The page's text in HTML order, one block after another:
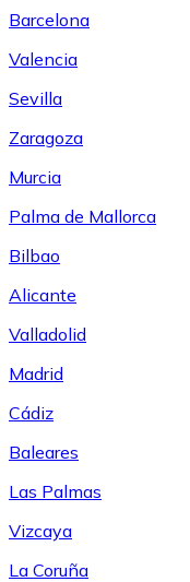
Barcelona
Valencia
Sevilla
Zaragoza
Murcia
Palma de Mallorca
Bilbao
Alicante
Valladolid
Madrid
Cádiz
Baleares
Las Palmas
Vizcaya
La Coruña